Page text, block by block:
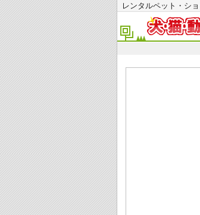
レンタルペット・シ